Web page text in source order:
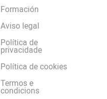
Formación
Aviso legal
Política de
privacidade
Política de cookies
Termos e
condicions